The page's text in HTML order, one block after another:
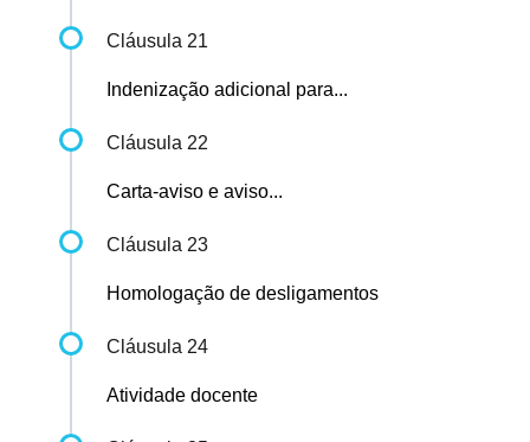
Cláusula 21
Indenização adicional para...
Cláusula 22
Carta-aviso e aviso...
Cláusula 23
Homologação de desligamentos
Cláusula 24
Atividade docente